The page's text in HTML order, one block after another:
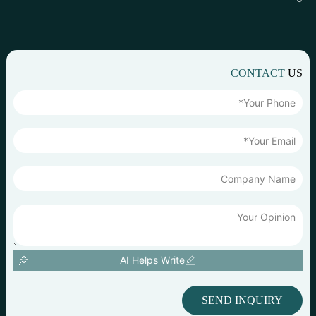
CONTACT US
AI Helps Write
SEND INQUIRY